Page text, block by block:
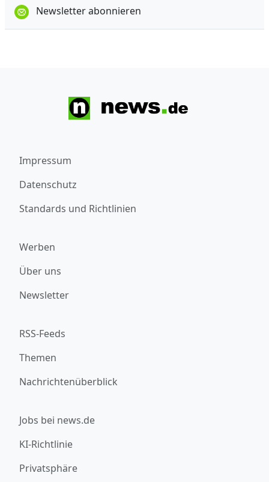
Newsletter abonnieren
Impressum
Datenschutz
Standards und Richtlinien
Werben
Über uns
Newsletter
RSS-Feeds
Themen
Nachrichtenüberblick
Jobs bei news.de
KI-Richtlinie
Privatsphäre